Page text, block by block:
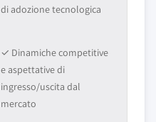
di adozione tecnologica
✓ Dinamiche competitive
e aspettative di
ingresso/uscita dal
mercato